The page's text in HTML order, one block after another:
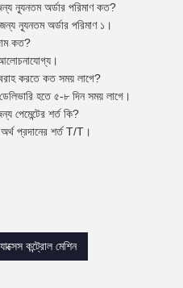
ন্যূনতম অর্ডার পরিমাণ কত?
ন্যূনতম অর্ডার পরিমাণ ১।
কত?
করতে কত সময় লাগে?
হতে ৫-৮ দিন সময় লাগে।
পেমেন্টের শর্ত কি?
প্রদানের শর্ত T/T।
কন্ট্রোল মেশিন